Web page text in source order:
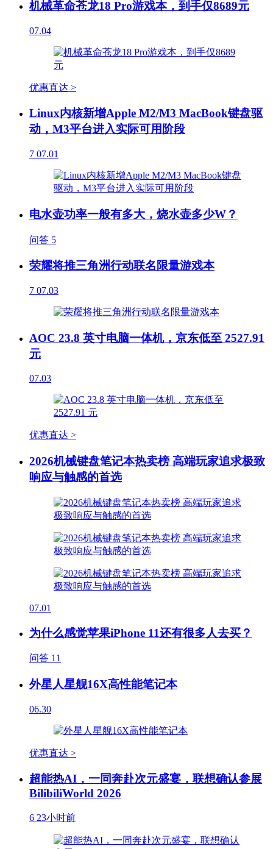
机械革命苍龙18 Pro游戏本，到手仅8689元
07.04
优惠直达 >
Linux内核新增Apple M2/M3 MacBook键盘驱
动，M3平台进入实际可用阶段
7 07.01
电水壶功率一般有多大，烧水壶多少W？
问答 5
荣耀将推三角洲行动联名限量游戏本
7 07.03
AOC 23.8 英寸电脑一体机，京东低至 2527.91
元
07.03
优惠直达 >
2026机械键盘笔记本热卖榜 高端玩家追求极致
响应与触感的首选
07.01
为什么感觉苹果iPhone 11还有很多人去买？
问答 11
外星人星舰16X高性能笔记本
06.30
优惠直达 >
超能热AI，一同奔赴次元盛宴，联想确认参展
BilibiliWorld 2026
6 23小时前